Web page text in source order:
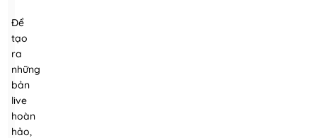
Để
tạo
ra
những
bản
live
hoàn
hảo,